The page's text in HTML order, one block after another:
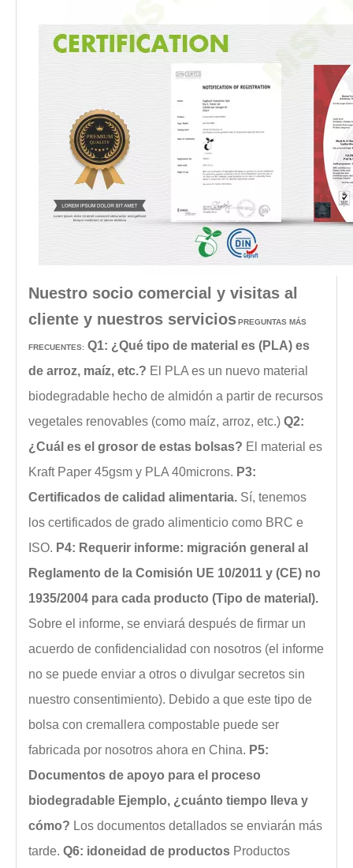
Nuestro socio comercial y visitas al
cliente y nuestros serviciosPREGUNTAS MÁS
FRECUENTES: Q1: ¿Qué tipo de material es (PLA) es
de arroz, maíz, etc.? El PLA es un nuevo material
biodegradable hecho de almidón a partir de recursos
vegetales renovables (como maíz, arroz, etc.) Q2:
¿Cuál es el grosor de estas bolsas? El material es
Kraft Paper 45gsm y PLA 40microns. P3:
Certificados de calidad alimentaria. Sí, tenemos
los certificados de grado alimenticio como BRC e
ISO. P4: Requerir informe: migración general al
Reglamento de la Comisión UE 10/2011 y (CE) no
1935/2004 para cada producto (Tipo de material).
Sobre el informe, se enviará después de firmar un
acuerdo de confidencialidad con nosotros (el informe
no se puede enviar a otros o divulgar secretos sin
nuestro consentimiento). Debido a que este tipo de
bolsa con cremallera compostable puede ser
fabricada por nosotros ahora en China. P5:
Documentos de apoyo para el proceso
biodegradable Ejemplo, ¿cuánto tiempo lleva y
cómo? Los documentos detallados se enviarán más
tarde. Q6: idoneidad de productos Productos